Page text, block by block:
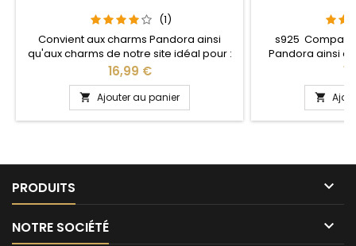
(1)
Convient aux charms Pandora ainsi
qu'aux charms de notre site idéal pour :
Noël, Saint Valentin, anniversaire,
anniversaire de mariage Pour la
dimensions nous conseillons 2cm en
plus par rapport à la circonférence de
votre poignet
Prix
16,99 €
 Ajouter au panier
s925
Pandora ainsi
notre site idéal
anniversaire,
L'ouverture
niveau

PRODUITS 
NOTRE SOCIÉTÉ 